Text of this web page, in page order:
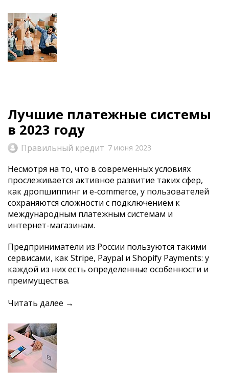
Лучшие платежные системы
в 2023 году
Правильный кредит 7 июня 2023
Несмотря на то, что в современных условиях
прослеживается активное развитие таких сфер,
как дропшиппинг и e-commerce, у пользователей
сохраняются сложности с подключением к
международным платежным системам и
интернет-магазинам.
Предприниматели из России пользуются такими
сервисами, как Stripe, Paypal и Shopify Payments: у
каждой из них есть определенные особенности и
преимущества.
Читать далее →